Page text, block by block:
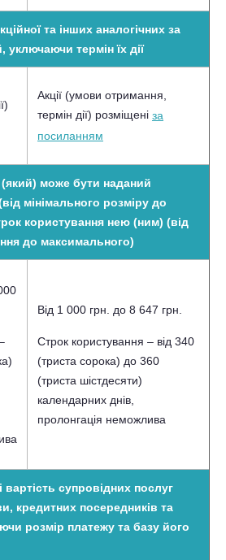
та інших аналогічних за
уключаючи термін їх дії
Акції (умови отримання,
термін дії) розміщені за
посиланням
(який) може бути наданий
мінімального розміру до
користування нею (ним) (від
до максимального)
Від 1 000 грн. до 8 647 грн.
Строк користування – від 340
(триста сорока) до 360
(триста шістдесяти)
календарних днів,
пролонгація неможлива
вартість супровідних послуг
кредитних посередників та
розмір платежу та базу його